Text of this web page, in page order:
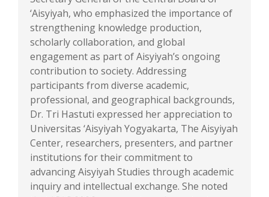
‘Aisyiyah, who emphasized the importance of
strengthening knowledge production,
scholarly collaboration, and global
engagement as part of Aisyiyah’s ongoing
contribution to society. Addressing
participants from diverse academic,
professional, and geographical backgrounds,
Dr. Tri Hastuti expressed her appreciation to
Universitas ‘Aisyiyah Yogyakarta, The Aisyiyah
Center, researchers, presenters, and partner
institutions for their commitment to
advancing Aisyiyah Studies through academic
inquiry and intellectual exchange. She noted